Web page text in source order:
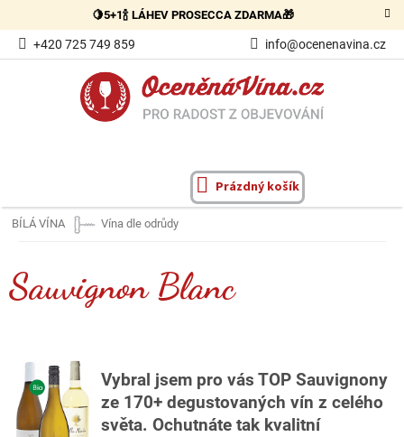
obsah
🍋5+1🍾 LÁHEV PROSECCA ZDARMA🎁
+420 725 749 859 info@ocenenavina.cz
NÁKUPNÍ
Prázdný košík
BÍLÁ VÍNA Vína dle odrůdy
Sauvignon Blanc
Vybral jsem pro vás TOP Sauvignony
ze 170+ degustovaných vín z celého
světa. Ochutnáte tak kvalitní